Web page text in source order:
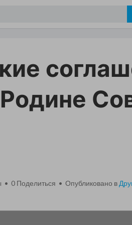
• 0 Поделиться • Опубликовано в